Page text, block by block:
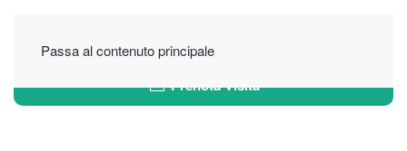
Passa al contenuto principale
Prenota Visita